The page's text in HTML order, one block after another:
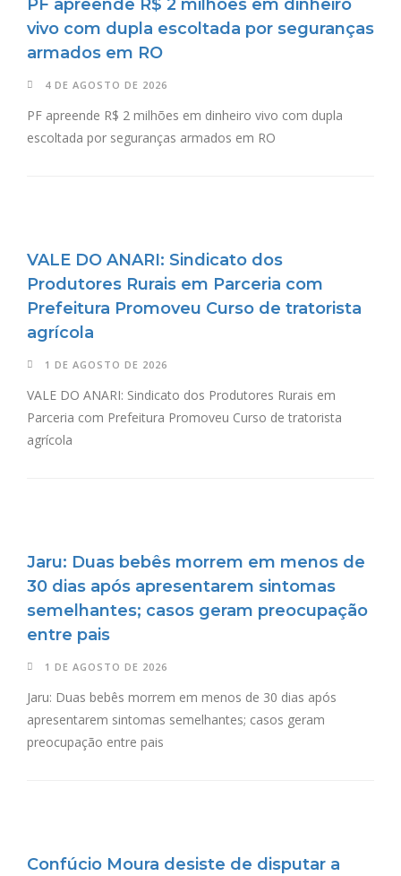
PF apreende R$ 2 milhões em dinheiro
vivo com dupla escoltada por seguranças
armados em RO
4 DE AGOSTO DE 2026
PF apreende R$ 2 milhões em dinheiro vivo com dupla
escoltada por seguranças armados em RO
VALE DO ANARI: Sindicato dos
Produtores Rurais em Parceria com
Prefeitura Promoveu Curso de tratorista
agrícola
1 DE AGOSTO DE 2026
VALE DO ANARI: Sindicato dos Produtores Rurais em
Parceria com Prefeitura Promoveu Curso de tratorista
agrícola
Jaru: Duas bebês morrem em menos de
30 dias após apresentarem sintomas
semelhantes; casos geram preocupação
entre pais
1 DE AGOSTO DE 2026
Jaru: Duas bebês morrem em menos de 30 dias após
apresentarem sintomas semelhantes; casos geram
preocupação entre pais
Confúcio Moura desiste de disputar a